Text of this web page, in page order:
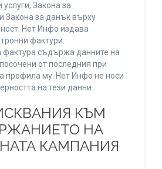
Закона за
Закона за данък върху
Нет Инфо издава
фактури.
фактура съдържа данните на
от последния при
профила му. Нет Инфо не носи
на тези данни.
КЪМ
НА
КАМПАНИЯ